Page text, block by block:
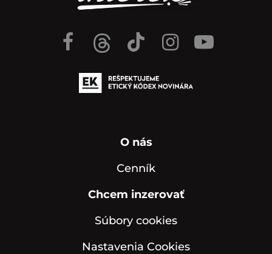
O nás
Cenník
Chcem inzerovať
Súbory cookies
Nastavenia Cookies